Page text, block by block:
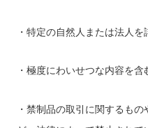
・特定の自然人または法人を
・極度にわいせつな内容を含
・禁制品の取引に関するも